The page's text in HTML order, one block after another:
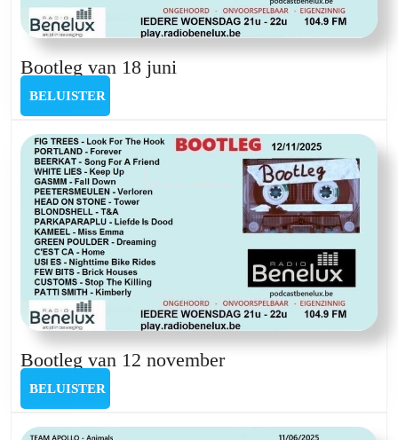
Bootleg van 18 juni
juni
BELUISTER
Bootleg van 12 novemberBootleg
november
BELUISTER